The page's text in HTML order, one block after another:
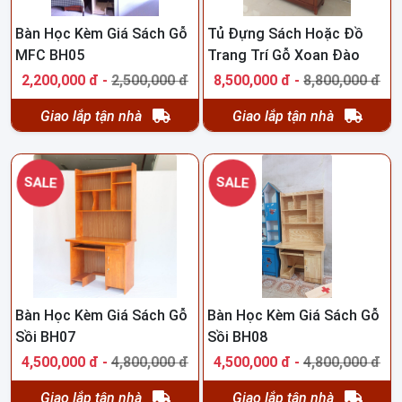
Thông Tin Liên Hệ :
- HN ( mặt đường )
- Xưởng SX : DV 4 Đất dịch vụ Phú Lãm - Hà Đông - HN
- ĐT/ZALO : 0975.485.564 ( Em Tuấn - 24/7 )
Bàn Học Kèm Giá Sách Gỗ
MFC BH05
2,200,000 đ - 2,500,000 đ
Giao lắp tận nhà
Tủ Đựng Sách Hoặc Đồ
Trang Trí Gỗ Xoan Đào
BH06
8,500,000 đ - 8,800,000 đ
Giao lắp tận nhà
SALE
Bàn Học Kèm Giá Sách Gỗ
Sồi BH07
4,500,000 đ - 4,800,000 đ
Giao lắp tận nhà
SALE
Bàn Học Kèm Giá Sách Gỗ
Sồi BH08
4,500,000 đ - 4,800,000 đ
Giao lắp tận nhà